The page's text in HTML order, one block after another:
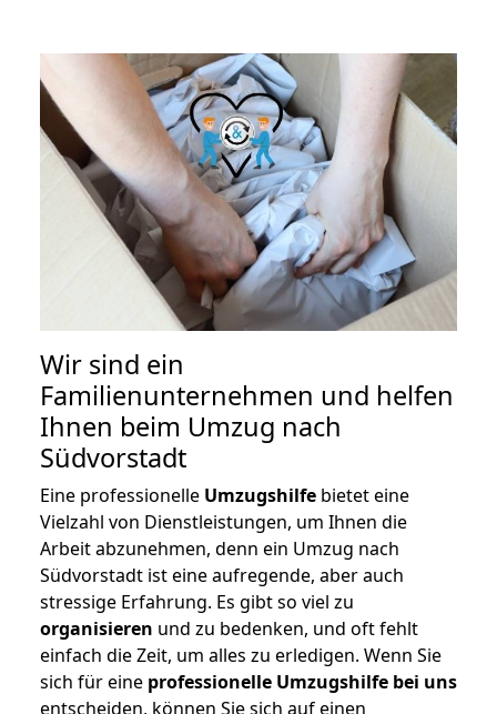
Wir sind ein
Familienunternehmen und helfen
Ihnen beim Umzug nach
Südvorstadt
Eine professionelle Umzugshilfe bietet eine
Vielzahl von Dienstleistungen, um Ihnen die
Arbeit abzunehmen, denn ein Umzug nach
Südvorstadt ist eine aufregende, aber auch
stressige Erfahrung. Es gibt so viel zu
organisieren und zu bedenken, und oft fehlt
einfach die Zeit, um alles zu erledigen. Wenn Sie
sich für eine professionelle Umzugshilfe bei uns
entscheiden, können Sie sich auf einen